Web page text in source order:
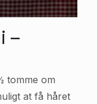
–
tomme om
at få håret